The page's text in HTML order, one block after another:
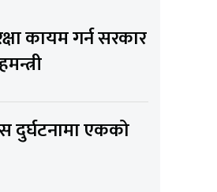
कायम गर्न सरकार
दुर्घटनामा एकको